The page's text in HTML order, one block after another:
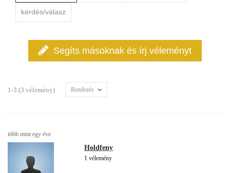
kérdés/válasz
Segíts másoknak és írj véleményt
1-3 (3 vélemény) Rendezés
több mint egy éve
Holdfeny
1 vélemény